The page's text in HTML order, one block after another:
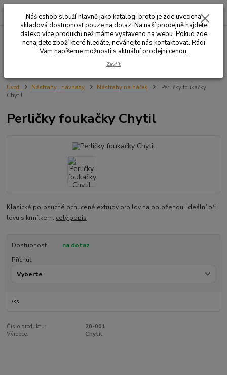
Menu
+420 732 707 573 za
Úvod Nástrahy , návnady Nástrahy na háček
Perličky foukačky
Chytil
Perličky foukačky Chytil
Klasické polosuché ochucené extrudy pro lov na položenou. Ideální při
lovu s krmítkem. celý popis
Dostupnost
na dotaz
Příchuť
/ks
Číslo produktu:
20-001
Výrobce:
Chytil
Náš eshop slouží hlavně jako katalog, proto je zde uvedena
skladová dostupnost pouze na dotaz. Na naší prodejně najdete
daleko více produktů než máme vystaveno na webu. Pokud zde
nenajdete zboží které hledáte, neváhejte nás kontaktovat. Rádi
Vám napíšeme možnosti s aktuální prodejní cenou.
Zavřít